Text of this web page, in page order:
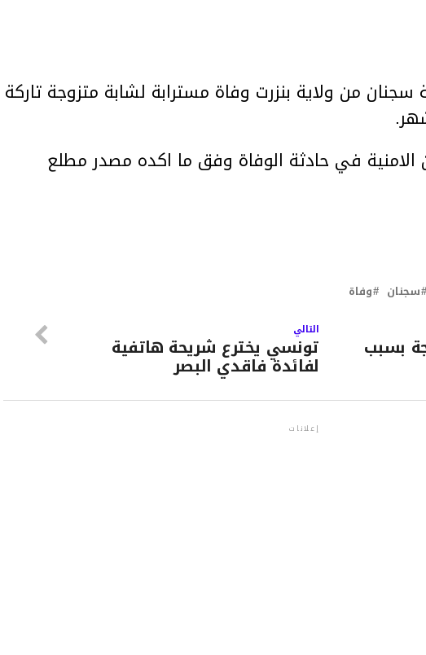
من ولاية بنزرت وفاة مسترابة لشابة متزوجة تاركة
في حادثة الوفاة وفق ما اكده مصدر مطلع
سجنان وفاة
التالي
تونسي يخترع شريحة هاتفية
لفائدة فاقدي البصر
بسبب
إعلانات